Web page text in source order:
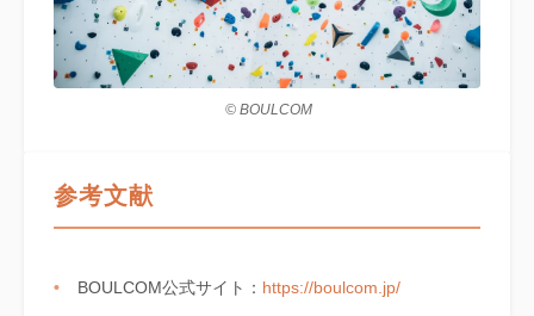
© BOULCOM
参考文献
BOULCOM公式サイト： https://boulcom.jp/